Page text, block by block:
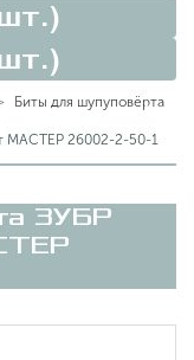
Биты для шупуповёрта
МАСТЕР 26002-2-50-1
ЗУБР